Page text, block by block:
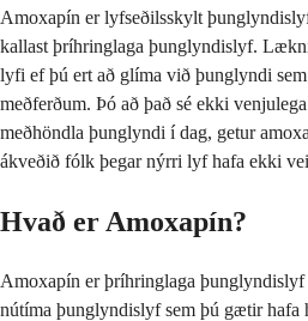
Amoxapín er lyfseðilsskylt
kallast þríhringlaga þunglyndislyf.
lyfi ef þú ert að glíma við þunglyndi
meðferðum. Þó að það sé ekki
meðhöndla þunglyndi í dag, getur
ákveðið fólk þegar nýrri lyf hafa ekki
Hvað er Amoxapín?
Amoxapín er þríhringlaga
nútíma þunglyndislyf sem þú gætir hafa